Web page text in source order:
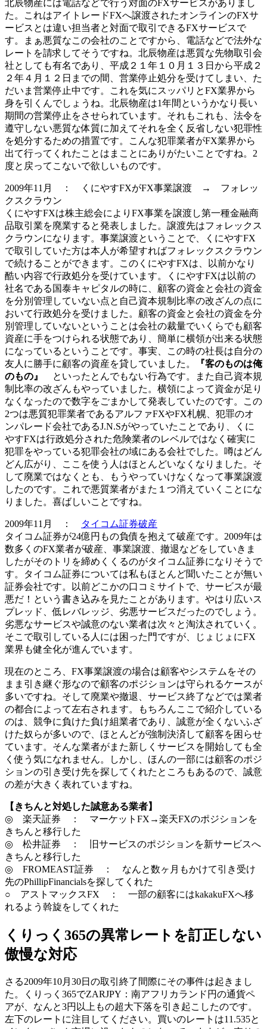
北辰物産には電話などで行う対面のFXサービスがありまし
た。これはアイトレードFXへ譲渡されたオンラインのFXサ
ービスとは違い担当者と対面で取引できるFXサービスで
す。まぁ悪質なこの会社のことですから、電話などで法外な
レートを請求してそうですね。北辰物産は悪質な先物取引会
社としても有名であり、平成２１年１０月１３日から平成２
２年４月１２日までの間、営業停止処分を受けてしまい、た
だいま営業停止中です。これを気にスッパリとFX業界から
身を引くんでしょうね。北辰物産は1年間というかなり長い
期間の営業停止をさせられています。それもこれも、法令を
遵守しない悪質な体質に加えてそれを全く反省しない犯罪性
を処分するための措置です。こんな犯罪業者がFX業界から
出て行ってくれたことはまことにありがたいことですね。2
度と戻ってこないで欲しいものです。
2009年11月 ： くにやすFXがFX事業譲渡 → フォレッ
クスクラウン
くにやすFXは株主総会によりFX事業を譲渡し第一種金融商
品取引業を廃業すると発表しました。譲渡先はフォレックス
クラウンになります。事業譲渡ということで、くにやすFX
で取引していた方は本人が希望すればフォレックスクラウン
で続けることができます。このくにやすFXは、以前かなり
酷い内容で行政処分を受けています。くにやすFXは以前の
社名である国泰キャピタルの時に、顧客の資金と会社の資金
を分別管理していない点と自己資本規制比率の改ざんの点に
おいて行政処分を受けました。顧客の資金と会社の資金を分
別管理していないということは会社の裁量でいくらでも顧客
資産に手をつけられる状態であり、簡単に横領が出来る状態
になっているということです。事実、この時の社長は自分の
友人に勝手に顧客の資産を貸していました。
『客のものは俺
のもの』
といったとんでもない行為です。また自己資本規
制比率の改ざんもやっていました。横領によって資金が足り
なくなったので数字をごまかして発表していたのです。この
2つは悪質犯罪業者であるアルファFXやFX札幌、犯罪のオ
ンパレード会社であるJ.N.Sがやっていたことであり、くに
やすFXは行政処分された危険業者のレベルではなく確実に
犯罪をやっている犯罪会社の域にある会社でした。噂はどん
どん広がり、ここを使う人はほとんどいなくなりました。そ
して廃業ではなくとも、もうやっていけなくなって事業譲渡
したのです。これで悪質業者がまた１つ消えていくことにな
りました。喜ばしいことですね。
2009年11月 ：
タイコム証券破産
タイコム証券が24億円もの負債を抱えて破産です。2009年は
数多くのFX業者が破産、事業譲渡、撤退などをしていきま
したがそのトリを締めくくるのがタイコム証券になりそうで
す。タイコム証券については私もほとんど聞いたことが無い
証券会社です。以前どこかの口コミサイトで、サービスが最
悪だ！という書き込みを見たことがあります。やはり広いス
プレッド、低レバレッジ、劣悪サービスだったのでしょう。
劣悪なサービスや誠意のない業者は次々と淘汰されていく。
そこで取引している人には困った門ですが、じょじょにFX
業界も健全化が進んでいます。
現在のところ、FX事業譲渡の場合は顧客やシステムをその
まま引き継ぐ形なので顧客のポジションは守られるケースが
多いですね。そして廃業や撤退、サービス終了などでは業者
の都合によって左右されます。もちろんここで紹介している
のは、競争に負けた負け組業者であり、誠意が全くないふざ
けた奴らが多いので、ほとんどが強制決済して顧客を困らせ
ています。そんな業者がまた新しくサービスを開始しても全
く使う気になれません。しかし、ほんの一部には顧客のポジ
ションの引き受け先を探してくれたところもあるので、誠意
の差が大きく表れていますね。
【きちんと対処した誠意ある業者】
◎ 楽天証券 ： マーケットFX→楽天FXのポジションを
きちんと移行した
◎ 松井証券 ： 旧サービスのポジションを新サービスへ
きちんと移行した
◎ FROMEAST証券 ： なんと数ヶ月もかけて引き受け
先のPhillipFinancialsを探してくれた
○ アストマックスFX ： 一部の顧客にはkakakuFXへ移
れるよう斡旋をしてくれた
くりっく365の異常レートを訂正しない
傲慢な対応
さる2009年10月30日の取引終了間際にその事件は起きまし
た。くりっく365でZARJPY：南アフリカランド円の通貨ペ
アが、なんと3円以上もの超大下落を引き起こしたのです。
左下のレートに注目してください。買いのレートは11.535と